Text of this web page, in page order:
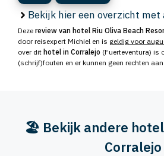
Bekijk hier een overzicht met
Deze review van hotel Riu Oliva Beach
door reisexpert Michiel en is geldig voor
over dit hotel in Corralejo (Fuerteventura) is
(schrijf)fouten en er kunnen geen rechten
🏖️ Bekijk andere
Corralejo